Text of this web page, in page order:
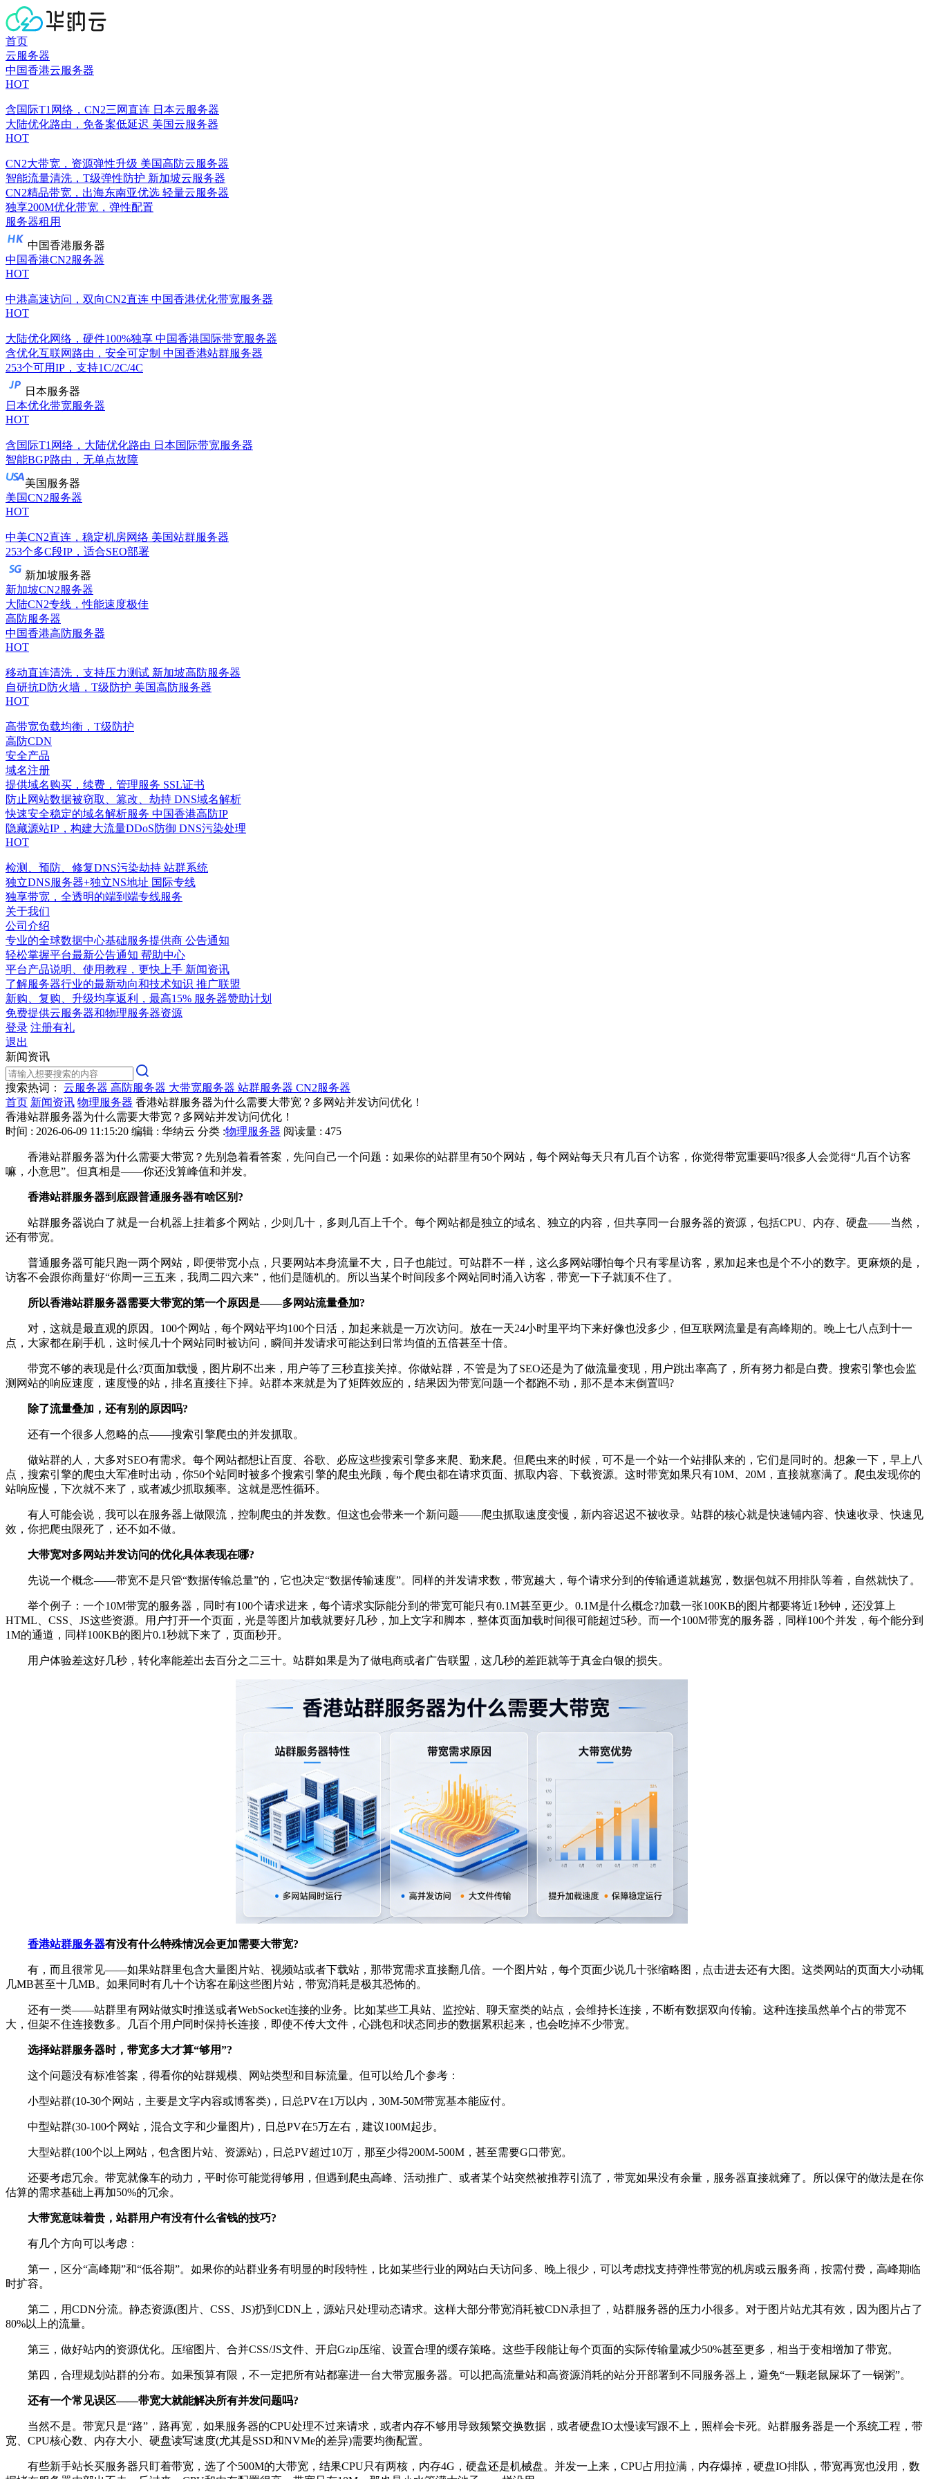
首页
云服务器
中国香港云服务器
HOT
含国际T1网络，CN2三网直连 日本云服务器
大陆优化路由，免备案低延迟 美国云服务器
HOT
CN2大带宽，资源弹性升级 美国高防云服务器
智能流量清洗，T级弹性防护 新加坡云服务器
CN2精品带宽，出海东南亚优选 轻量云服务器
独享200M优化带宽，弹性配置
服务器租用
中国香港服务器
中国香港CN2服务器
HOT
中港高速访问，双向CN2直连 中国香港优化带宽服务器
HOT
大陆优化网络，硬件100%独享 中国香港国际带宽服务器
含优化互联网路由，安全可定制 中国香港站群服务器
253个可用IP，支持1C/2C/4C
日本服务器
日本优化带宽服务器
HOT
含国际T1网络，大陆优化路由 日本国际带宽服务器
智能BGP路由，无单点故障
美国服务器
美国CN2服务器
HOT
中美CN2直连，稳定机房网络 美国站群服务器
253个多C段IP，适合SEO部署
新加坡服务器
新加坡CN2服务器
大陆CN2专线，性能速度极佳
高防服务器
中国香港高防服务器
HOT
移动直连清洗，支持压力测试 新加坡高防服务器
自研抗D防火墙，T级防护 美国高防服务器
HOT
高带宽负载均衡，T级防护
高防CDN
安全产品
域名注册
提供域名购买，续费，管理服务 SSL证书
防止网站数据被窃取、篡改、劫持 DNS域名解析
快速安全稳定的域名解析服务 中国香港高防IP
隐藏源站IP，构建大流量DDoS防御 DNS污染处理
HOT
检测、预防、修复DNS污染劫持 站群系统
独立DNS服务器+独立NS地址 国际专线
独享带宽，全透明的端到端专线服务
关于我们
公司介绍
专业的全球数据中心基础服务提供商 公告通知
轻松掌握平台最新公告通知 帮助中心
平台产品说明、使用教程，更快上手 新闻资讯
了解服务器行业的最新动向和技术知识 推广联盟
新购、复购、升级均享返利，最高15% 服务器赞助计划
免费提供云服务器和物理服务器资源
登录 注册有礼
退出
新闻资讯
搜索热词： 云服务器 高防服务器 大带宽服务器 站群服务器 CN2服务器
首页 新闻资讯 物理服务器 香港站群服务器为什么需要大带宽？多网站并发访问优化！
香港站群服务器为什么需要大带宽？多网站并发访问优化！
时间 : 2026-06-09 11:15:20 编辑 : 华纳云 分类 :物理服务器 阅读量 : 475
香港站群服务器为什么需要大带宽？先别急着看答案，先问自己一个问题：如果你的站群里有50个网站，每个网站每天只有几百个访客，你觉得带宽重要吗?很多人会觉得“几百个访客
嘛，小意思”。但真相是——你还没算峰值和并发。
香港站群服务器到底跟普通服务器有啥区别?
站群服务器说白了就是一台机器上挂着多个网站，少则几十，多则几百上千个。每个网站都是独立的域名、独立的内容，但共享同一台服务器的资源，包括CPU、内存、硬盘——当然，
还有带宽。
普通服务器可能只跑一两个网站，即便带宽小点，只要网站本身流量不大，日子也能过。可站群不一样，这么多网站哪怕每个只有零星访客，累加起来也是个不小的数字。更麻烦的是，
访客不会跟你商量好“你周一三五来，我周二四六来”，他们是随机的。所以当某个时间段多个网站同时涌入访客，带宽一下子就顶不住了。
所以香港站群服务器需要大带宽的第一个原因是——多网站流量叠加?
对，这就是最直观的原因。100个网站，每个网站平均100个日活，加起来就是一万次访问。放在一天24小时里平均下来好像也没多少，但互联网流量是有高峰期的。晚上七八点到十一
点，大家都在刷手机，这时候几十个网站同时被访问，瞬间并发请求可能达到日常均值的五倍甚至十倍。
带宽不够的表现是什么?页面加载慢，图片刷不出来，用户等了三秒直接关掉。你做站群，不管是为了SEO还是为了做流量变现，用户跳出率高了，所有努力都是白费。搜索引擎也会监
测网站的响应速度，速度慢的站，排名直接往下掉。站群本来就是为了矩阵效应的，结果因为带宽问题一个都跑不动，那不是本末倒置吗?
除了流量叠加，还有别的原因吗?
还有一个很多人忽略的点——搜索引擎爬虫的并发抓取。
做站群的人，大多对SEO有需求。每个网站都想让百度、谷歌、必应这些搜索引擎多来爬、勤来爬。但爬虫来的时候，可不是一个站一个站排队来的，它们是同时的。想象一下，早上八
点，搜索引擎的爬虫大军准时出动，你50个站同时被多个搜索引擎的爬虫光顾，每个爬虫都在请求页面、抓取内容、下载资源。这时带宽如果只有10M、20M，直接就塞满了。爬虫发现你的
站响应慢，下次就不来了，或者减少抓取频率。这就是恶性循环。
有人可能会说，我可以在服务器上做限流，控制爬虫的并发数。但这也会带来一个新问题——爬虫抓取速度变慢，新内容迟迟不被收录。站群的核心就是快速铺内容、快速收录、快速见
效，你把爬虫限死了，还不如不做。
大带宽对多网站并发访问的优化具体表现在哪?
先说一个概念——带宽不是只管“数据传输总量”的，它也决定“数据传输速度”。同样的并发请求数，带宽越大，每个请求分到的传输通道就越宽，数据包就不用排队等着，自然就快了。
举个例子：一个10M带宽的服务器，同时有100个请求进来，每个请求实际能分到的带宽可能只有0.1M甚至更少。0.1M是什么概念?加载一张100KB的图片都要将近1秒钟，还没算上
HTML、CSS、JS这些资源。用户打开一个页面，光是等图片加载就要好几秒，加上文字和脚本，整体页面加载时间很可能超过5秒。而一个100M带宽的服务器，同样100个并发，每个能分到
1M的通道，同样100KB的图片0.1秒就下来了，页面秒开。
用户体验差这好几秒，转化率能差出去百分之二三十。站群如果是为了做电商或者广告联盟，这几秒的差距就等于真金白银的损失。
香港站群服务器有没有什么特殊情况会更加需要大带宽?
有，而且很常见——如果站群里包含大量图片站、视频站或者下载站，那带宽需求直接翻几倍。一个图片站，每个页面少说几十张缩略图，点击进去还有大图。这类网站的页面大小动辄
几MB甚至十几MB。如果同时有几十个访客在刷这些图片站，带宽消耗是极其恐怖的。
还有一类——站群里有网站做实时推送或者WebSocket连接的业务。比如某些工具站、监控站、聊天室类的站点，会维持长连接，不断有数据双向传输。这种连接虽然单个占的带宽不
大，但架不住连接数多。几百个用户同时保持长连接，即使不传大文件，心跳包和状态同步的数据累积起来，也会吃掉不少带宽。
选择站群服务器时，带宽多大才算“够用”?
这个问题没有标准答案，得看你的站群规模、网站类型和目标流量。但可以给几个参考：
小型站群(10-30个网站，主要是文字内容或博客类)，日总PV在1万以内，30M-50M带宽基本能应付。
中型站群(30-100个网站，混合文字和少量图片)，日总PV在5万左右，建议100M起步。
大型站群(100个以上网站，包含图片站、资源站)，日总PV超过10万，那至少得200M-500M，甚至需要G口带宽。
还要考虑冗余。带宽就像车的动力，平时你可能觉得够用，但遇到爬虫高峰、活动推广、或者某个站突然被推荐引流了，带宽如果没有余量，服务器直接就瘫了。所以保守的做法是在你
估算的需求基础上再加50%的冗余。
大带宽意味着贵，站群用户有没有什么省钱的技巧?
有几个方向可以考虑：
第一，区分“高峰期”和“低谷期”。如果你的站群业务有明显的时段特性，比如某些行业的网站白天访问多、晚上很少，可以考虑找支持弹性带宽的机房或云服务商，按需付费，高峰期临
时扩容。
第二，用CDN分流。静态资源(图片、CSS、JS)扔到CDN上，源站只处理动态请求。这样大部分带宽消耗被CDN承担了，站群服务器的压力小很多。对于图片站尤其有效，因为图片占了
80%以上的流量。
第三，做好站内的资源优化。压缩图片、合并CSS/JS文件、开启Gzip压缩、设置合理的缓存策略。这些手段能让每个页面的实际传输量减少50%甚至更多，相当于变相增加了带宽。
第四，合理规划站群的分布。如果预算有限，不一定把所有站都塞进一台大带宽服务器。可以把高流量站和高资源消耗的站分开部署到不同服务器上，避免“一颗老鼠屎坏了一锅粥”。
还有一个常见误区——带宽大就能解决所有并发问题吗?
当然不是。带宽只是“路”，路再宽，如果服务器的CPU处理不过来请求，或者内存不够用导致频繁交换数据，或者硬盘IO太慢读写跟不上，照样会卡死。站群服务器是一个系统工程，带
宽、CPU核心数、内存大小、硬盘读写速度(尤其是SSD和NVMe的差异)需要均衡配置。
有些新手站长买服务器只盯着带宽，选了个500M的大带宽，结果CPU只有两核，内存4G，硬盘还是机械盘。并发一上来，CPU占用拉满，内存爆掉，硬盘IO排队，带宽再宽也没用，数